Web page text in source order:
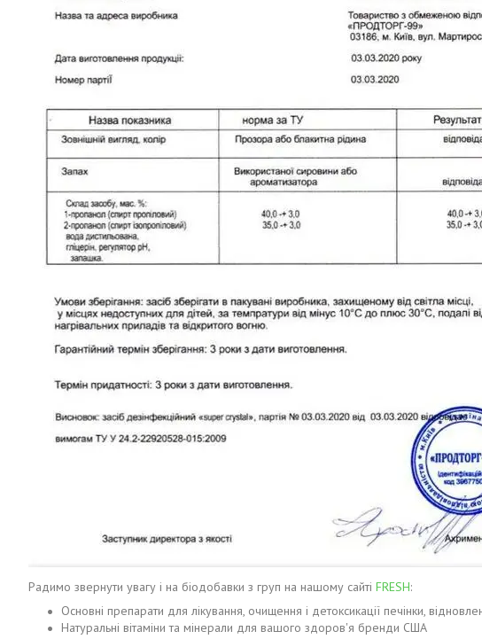
Радимо звернути увагу і на біодобавки з груп на нашому сайті FRESH:
Основні препарати для лікування, очищення і детоксикації печінки,
Натуральні вітаміни та мінерали для вашого здоров'я бренди США